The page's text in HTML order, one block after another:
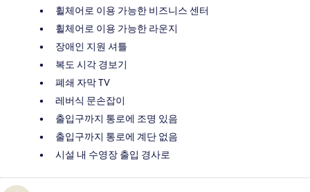
휠체어로 이용 가능한 비즈니스 센터
휠체어로 이용 가능한 라운지
장애인 지원 셔틀
복도 시각 경보기
폐쇄 자막 TV
레버식 문손잡이
출입구까지 통로에 조명 있음
출입구까지 통로에 계단 없음
시설 내 수영장 출입 경사로